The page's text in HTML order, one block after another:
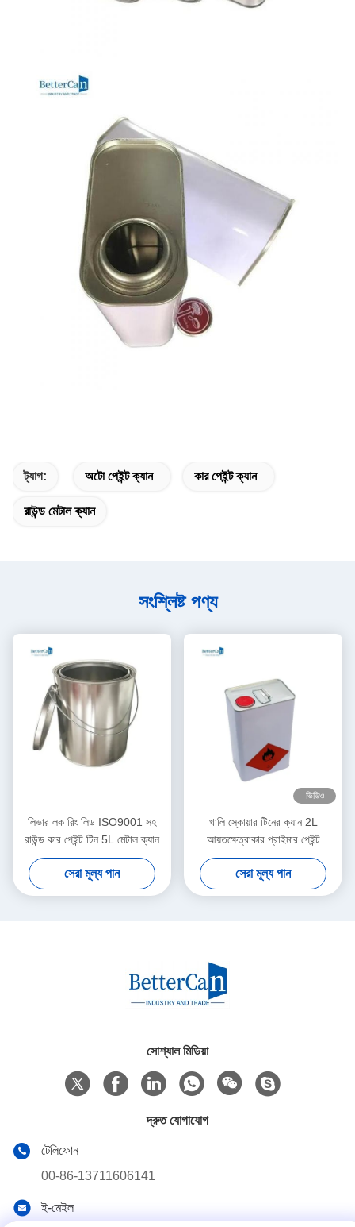
ট্যাগ: অটো পেইন্ট ক্যান কার পেইন্ট ক্যান
রাউন্ড মেটাল ক্যান
সংশ্লিষ্ট পণ্য
লিভার লক রিং লিড ISO9001 সহ
রাউন্ড কার পেইন্ট টিন 5L মেটাল ক্যান
সেরা মূল্য পান
ভিডিও
খালি স্কোয়ার টিনের ক্যান 2L
আয়তক্ষেত্রাকার প্রাইমার পেইন্ট
টিনপ্লেট মেটেরিয়াল স্কুইজ লিড সহ
সেরা মূল্য পান
সোশ্যাল মিডিয়া
দ্রুত যোগাযোগ
টেলিফোন
00-86-13711606141
ই-মেইল